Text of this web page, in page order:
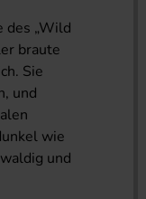
des „Wild
braute
Sie
und
wie
und